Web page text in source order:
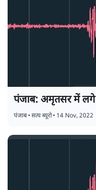
पंजाब: अमृतसर में लगे
पंजाब•सत्य ब्यूरो• 14 Nov, 2022